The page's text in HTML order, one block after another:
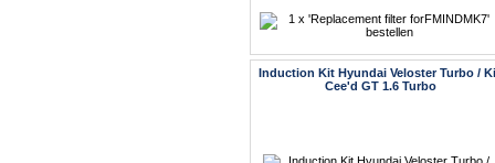
Induction Kit Hyundai Veloster Turbo /
Cee'd GT 1.6 Turbo